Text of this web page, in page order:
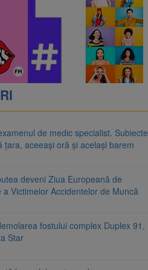
de medic specialist. Subiecte
țara, aceeași oră și același barem
deveni Ziua Europeană de
a Victimelor Accidentelor de Muncă
fostului complex Duplex 91,
Star